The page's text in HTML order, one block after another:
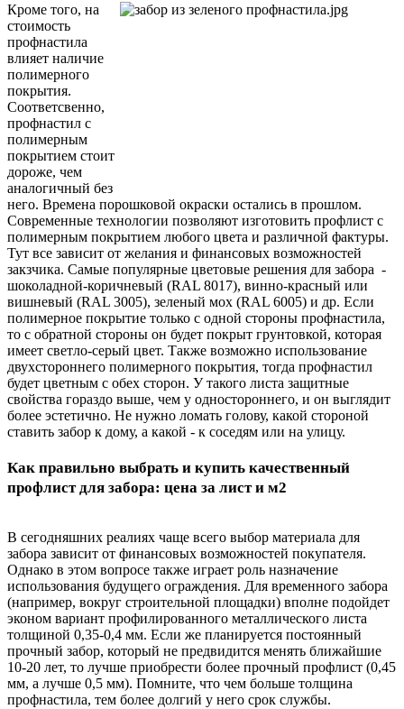
Кроме того, на
стоимость
профнастила
влияет наличие
полимерного
покрытия.
Соответсвенно,
профнастил с
полимерным
покрытием стоит
дороже, чем
аналогичный без
него. Времена порошковой окраски остались в прошлом.
Современные технологии позволяют изготовить профлист с
полимерным покрытием любого цвета и различной фактуры.
Тут все зависит от желания и финансовых возможностей
закзчика. Самые популярные цветовые решения для забора -
шоколадной-коричневый (RAL 8017), винно-красный или
вишневый (RAL 3005), зеленый мох (RAL 6005) и др. Если
полимерное покрытие только с одной стороны профнастила,
то с обратной стороны он будет покрыт грунтовкой, которая
имеет светло-серый цвет. Также возможно использование
двухстороннего полимерного покрытия, тогда профнастил
будет цветным с обех сторон. У такого листа защитные
свойства гораздо выше, чем у одностороннего, и он выглядит
более эстетично. Не нужно ломать голову, какой стороной
ставить забор к дому, а какой - к соседям или на улицу.
Как правильно выбрать и купить качественный
профлист для забора: цена за лист и м2
В сегодняшних реалиях чаще всего выбор материала для
забора зависит от финансовых возможностей покупателя.
Однако в этом вопросе также играет роль назначение
использования будущего ограждения. Для временного забора
(например, вокруг строительной площадки) вполне подойдет
эконом вариант профилированного металлического листа
толщиной 0,35-0,4 мм. Если же планируется постоянный
прочный забор, который не предвидится менять ближайшие
10-20 лет, то лучше приобрести более прочный профлист (0,45
мм, а лучше 0,5 мм). Помните, что чем больше толщина
профнастила, тем более долгий у него срок службы.